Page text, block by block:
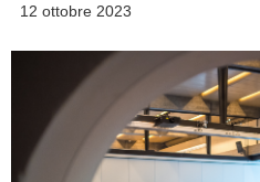
12 ottobre 2023